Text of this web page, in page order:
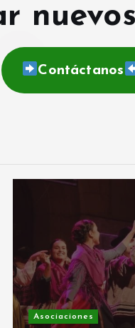
Contáctanos
Asociaciones